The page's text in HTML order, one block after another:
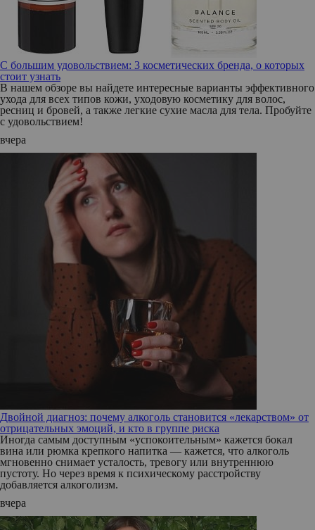
С большим удовольствием: 3 косметических бренда, о которых
стоит узнать
В нашем обзоре вы найдете интересные варианты эффективного
ухода для всех типов кожи, уходовую косметику для волос,
ресниц и бровей, а также легкие сухие масла для тела. Пробуйте
с удовольствием!
вчера
Двойной диагноз: почему алкоголь становится «лекарством» от
отрицательных эмоций, и кто в группе риска
Иногда самым доступным «успокоительным» кажется бокал
вина или рюмка крепкого напитка — кажется, что алкоголь
мгновенно снимает усталость, тревогу или внутреннюю
пустоту. Но через время к психическому расстройству
добавляется алкоголизм.
вчера